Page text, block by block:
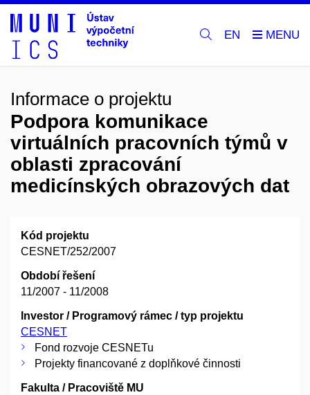
EN
Informace o projektu
Podpora komunikace
virtuálních pracovních týmů v
oblasti zpracování
medicínských obrazových dat
Kód projektu
CESNET/252/2007
Období řešení
11/2007 - 11/2008
Investor / Programový rámec / typ projektu
CESNET
Fond rozvoje CESNETu
Projekty financované z doplňkové činnosti
Fakulta / Pracoviště MU